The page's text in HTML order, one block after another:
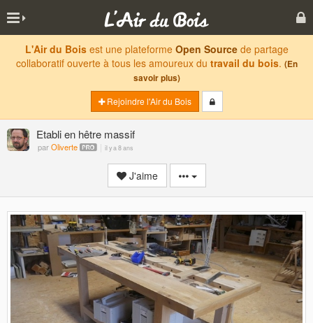
L'Air du Boisest une plateforme Open Sourcede partage
collaboratif ouverte à tous les amoureux du travail du bois. (En
savoir plus)
Rejoindre l'Air du Bois
Etabli en hêtre massif
parOliverte il y a 8 ans
J'aime